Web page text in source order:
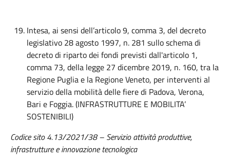
Intesa, ai sensi dell’articolo 9, comma 3, del decreto
legislativo 28 agosto 1997, n. 281 sullo schema di
decreto di riparto dei fondi previsti dall'articolo 1,
comma 73, della legge 27 dicembre 2019, n. 160, tra la
Regione Puglia e la Regione Veneto, per interventi al
servizio della mobilità delle fiere di Padova, Verona,
Bari e Foggia. (INFRASTRUTTURE E MOBILITA’
SOSTENIBILI)
Codice sito 4.13/2021/38 – Servizio attività produttive,
infrastrutture e innovazione tecnologica